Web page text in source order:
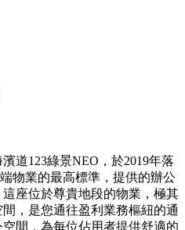
道123綠景NEO，於2019年落
物業的最高標準，提供的辦公
座位於尊貴地段的物業，極其
，是您通往盈利業務樞紐的通
間，為每位佔用者提供舒適的